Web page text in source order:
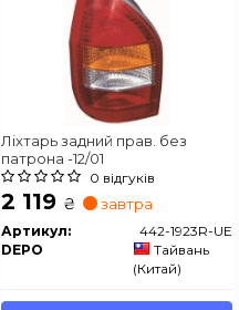
Ліхтарь задний прав. без
патрона -12/01
0 відгуків
2 119 ₴ завтра
Артикул:
442-1923R-UE
DEPO
Тайвань
(Китай)